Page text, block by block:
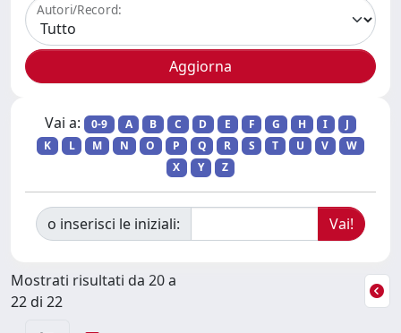
Autori/Record:
Vai a: 0-9 A B C D E F G H I
J
K
L M N O P Q R S T U V
W
X
Y Z
o inserisci le iniziali:
Mostrati risultati da 20 a
22 di 22